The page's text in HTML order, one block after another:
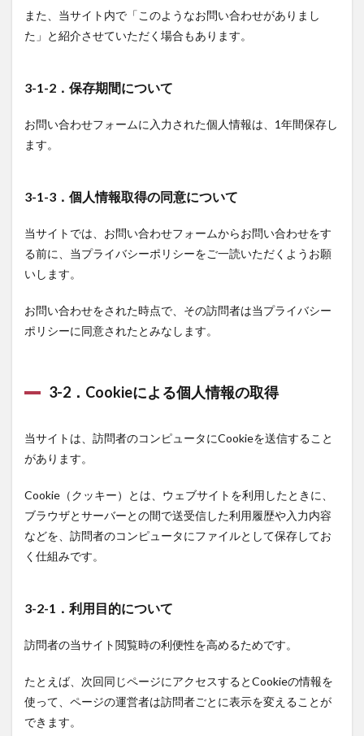
2.5
第三
の提
2.6
の個
人情
報に
つい
7．お
クセ
ス解
につ
いて
2.9
9．第
告サ
スに
2.10
10．
Amazon
また、当サイト内で「このようなお問い合わせがありまし
た」と紹介させていただく場合もあります。
3-1-2．保存期間について
お問い合わせフォームに入力された個人情報は、1年間保存し
ます。
3-1-3．個人情報取得の同意について
当サイトでは、お問い合わせフォームからお問い合わせをす
る前に、当プライバシーポリシーをご一読いただくようお願
いします。
お問い合わせをされた時点で、その訪問者は当プライバシー
ポリシーに同意されたとみなします。
3-2．Cookieによる個人情報の取得
当サイトは、訪問者のコンピュータにCookieを送信すること
があります。
Cookie（クッキー）とは、ウェブサイトを利用したときに、
ブラウザとサーバーとの間で送受信した利用履歴や入力内容
などを、訪問者のコンピュータにファイルとして保存してお
く仕組みです。
3-2-1．利用目的について
訪問者の当サイト閲覧時の利便性を高めるためです。
たとえば、次回同じページにアクセスするとCookieの情報を
使って、ページの運営者は訪問者ごとに表示を変えることが
できます。